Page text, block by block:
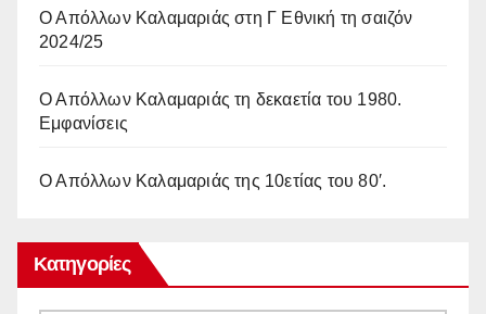
Ο Απόλλων Καλαμαριάς στη Γ Εθνική τη σαιζόν
2024/25
Ο Απόλλων Καλαμαριάς τη δεκαετία του 1980.
Εμφανίσεις
Ο Απόλλων Καλαμαριάς της 10ετίας του 80′.
Κατηγορίες